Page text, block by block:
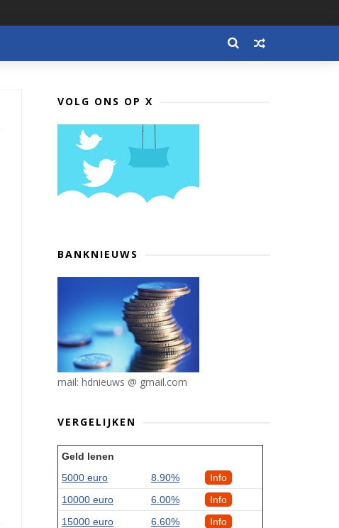
VOLG ONS OP X
BANKNIEUWS
mail: hdnieuws @ gmail.com
VERGELIJKEN
Geld lenen
5000 euro
8.90%
Info
10000 euro
6.00%
Info
15000 euro
6.60%
Info